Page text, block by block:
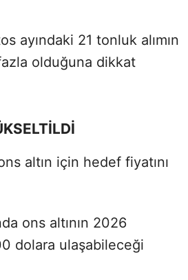
ayındaki 21 tonluk alımın
olduğuna dikkat
altın için hedef fiyatını
ons altının 2026
dolara ulaşabileceği